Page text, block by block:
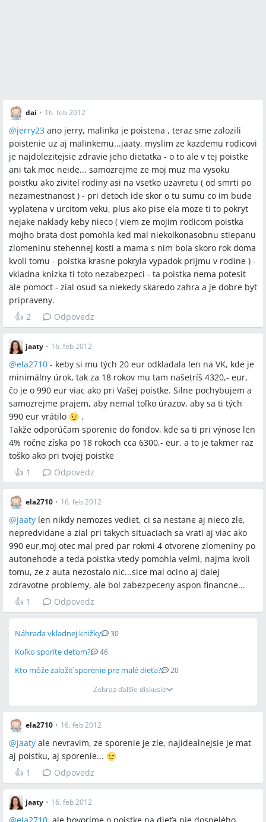
dai • 16. feb 2012
@jerry23 ano jerry, malinka je poistena , teraz sme zalozili
poistenie uz aj malinkemu...jaaty, myslim ze kazdemu rodicovi
je najdolezitejsie zdravie jeho dietatka - o to ale v tej poistke
ani tak moc neide... samozrejme ze moj muz ma vysoku
poistku ako zivitel rodiny asi na vsetko uzavretu ( od smrti po
nezamestnanost ) - pri detoch ide skor o tu sumu co im bude
vyplatena v urcitom veku, plus ako pise ela moze ti to pokryt
nejake naklady keby nieco ( viem ze mojim rodicom poistka
mojho brata dost pomohla ked mal niekolkonasobnu stiepanu
zlomeninu stehennej kosti a mama s nim bola skoro rok doma
kvoli tomu - poistka krasne pokryla vypadok prijmu v rodine ) -
vkladna knizka ti toto nezabezpeci - ta poistka nema potesit
ale pomoct - zial osud sa niekedy skaredo zahra a je dobre byt
pripraveny.
👍 2 Odpovedz
jaaty • 16. feb 2012
@ela2710 - keby si mu tých 20 eur odkladala len na VK, kde je
minimálny úrok, tak za 18 rokov mu tam našetríš 4320,- eur,
čo je o 990 eur viac ako pri Vašej poistke. Silne pochybujem a
samozrejme prajem, aby nemal toľko úrazov, aby sa ti tých
990 eur vrátilo
.
Takže odporúčam sporenie do fondov, kde sa ti pri výnose len
4% ročne získa po 18 rokoch cca 6300,- eur. a to je takmer raz
toško ako pri tvojej poistke
👍 1 Odpovedz
ela2710 • 16. feb 2012
@jaaty len nikdy nemozes vediet, ci sa nestane aj nieco zle,
nepredvidane a zial pri takych situaciach sa vrati aj viac ako
990 eur,moj otec mal pred par rokmi 4 otvorene zlomeniny po
autonehode a teda poistka vtedy pomohla velmi, najma kvoli
tomu, ze z auta nezostalo nic...sice mal ocino aj dalej
zdravotne problemy, ale bol zabezpeceny aspon financne...
👍 1 Odpovedz
Náhrada vkladnej knižky 30
Koľko sporíte deťom? 46
Kto môže založiť sporenie pre malé dieťa?
20
Zobraz ďalšie diskusie
ela2710 • 16. feb 2012
@jaaty ale nevravim, ze sporenie je zle, najidealnejsie je mat
aj poistku, aj sporenie...
👍 1 Odpovedz
jaaty • 16. feb 2012